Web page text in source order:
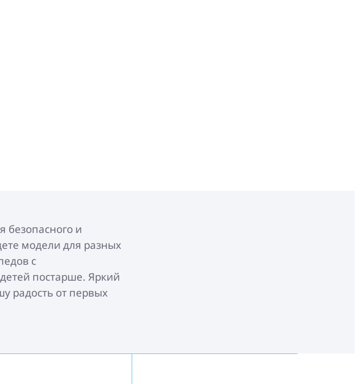
безопасного и
модели для разных
с
постарше. Яркий
радость от первых